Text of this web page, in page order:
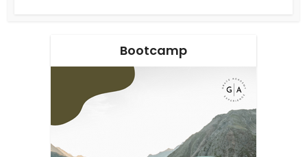
Bootcamp